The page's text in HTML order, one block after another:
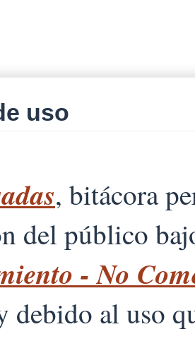
uso
, bitácora
del público
- No
debido al uso